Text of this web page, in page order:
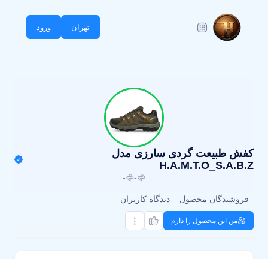
تهران ورود
کفش طبیعت گردی سارزی مدل
H.A.M.T.O_S.A.B.Z
-
-
فروشندگان محصول دیدگاه کاربران
من این محصول را دارم